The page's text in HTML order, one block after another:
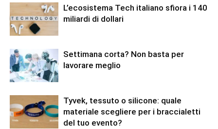
L’ecosistema Tech italiano sfiora i 140
miliardi di dollari
Settimana corta? Non basta per
lavorare meglio
Tyvek, tessuto o silicone: quale
materiale scegliere per i braccialetti
del tuo evento?